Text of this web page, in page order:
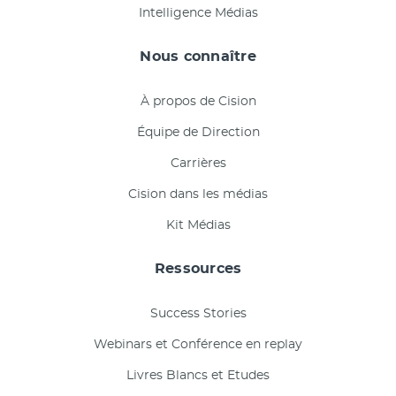
Intelligence Médias
Nous connaître
À propos de Cision
Équipe de Direction
Carrières
Cision dans les médias
Kit Médias
Ressources
Success Stories
Webinars et Conférence en replay
Livres Blancs et Etudes